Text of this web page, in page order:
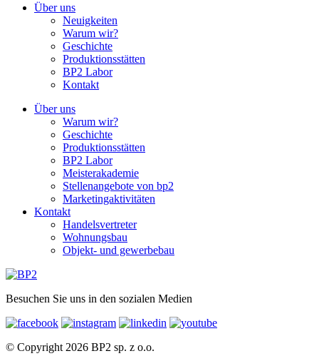
Über uns
Neuigkeiten
Warum wir?
Geschichte
Produktionsstätten
BP2 Labor
Kontakt
Über uns
Warum wir?
Geschichte
Produktionsstätten
BP2 Labor
Meisterakademie
Stellenangebote von bp2
Marketingaktivitäten
Kontakt
Handelsvertreter
Wohnungsbau
Objekt- und gewerbebau
Besuchen Sie uns in den sozialen Medien
© Copyright 2026 BP2 sp. z o.o.